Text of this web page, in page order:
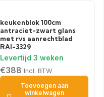
keukenblok 100cm
antraciet-zwart glans
met rvs aanrechtblad
RAI-3329
€388 Incl. BTW
Toevoegen aan
winkelwagen